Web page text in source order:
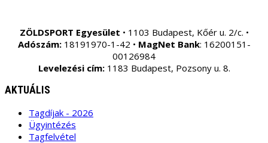
ZÖLDSPORT Egyesület • 1103 Budapest, Kőér u. 2/c. •
Adószám:18191970-1-42 • MagNet Bank: 16200151-
00126984
Levelezési cím:1183 Budapest, Pozsony u. 8.
AKTUÁLIS
Tagdíjak - 2026
Ügyintézés
Tagfelvétel